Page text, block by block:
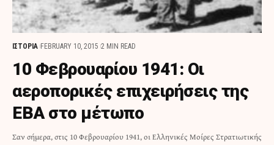
ΙΣΤΟΡΙΑ FEBRUARY 10, 2015 2 MIN READ
10 Φεβρουαρίου 1941: Οι
αεροπορικές επιχειρήσεις της
ΕΒΑ στο μέτωπο
Σαν σήμερα, στις 10 Φεβρουαρίου 1941, οι Ελληνικές Μοίρες Στρατιωτικής